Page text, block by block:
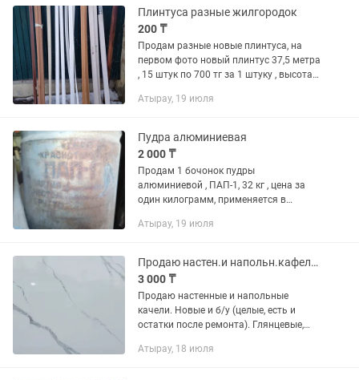
Плинтуса разные жилгородок
200 ₸
Продам разные новые плинтуса, на
первом фото новый плинтус 37,5 метра
, 15 штук по 700 тг за 1 штуку , высота
6,5, 8, район жилгородок конечная есть
Атырау, 19 июля
Пудра алюминиевая
2 000 ₸
Продам 1 бочонок пудры
алюминиевой , ПАП-1, 32 кг , цена за
один килограмм, применяется в
широкого назначения, в составе
щащитных,...
Атырау, 19 июля
Продаю настен.и напольн.кафель в отл.сост.
3 000 ₸
Продаю настенные и напольные
качели. Новые и б/у (целые, есть и
остатки после ремонта). Глянцевые,
Размер: 60×60см. Пр-во: Иран, Индия,
Атырау, 18 июля